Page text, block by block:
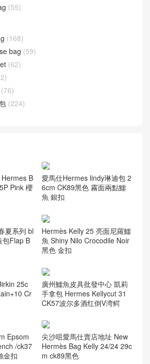
點 Nilo crocodile
塊 Alligator
(55)
(76)
(224)
Pink 櫻
6cm CK89黑色 霧面兩點鱷
魚 銀扣
Flap B
魚 Shiny Nilo Crocodile Noir
黑色 金扣